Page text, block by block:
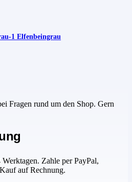
1 Elfenbeingrau
Fragen rund um den Shop. Gern
Zahle per PayPal,
auf Rechnung.